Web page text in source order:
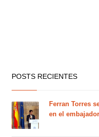
POSTS RECIENTES
Ferran Torres
en el